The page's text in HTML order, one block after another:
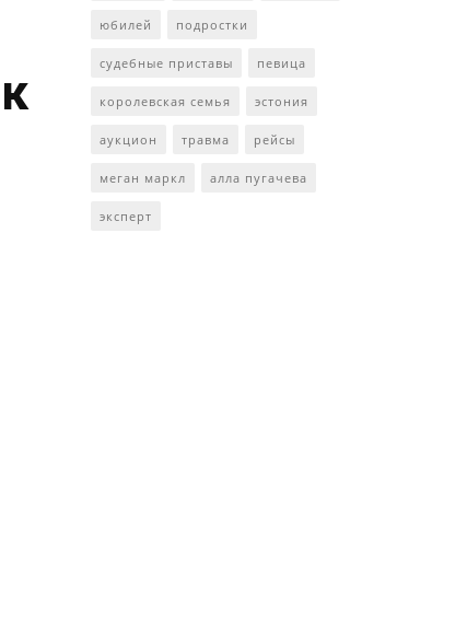
юбилей подростки
судебные приставы певица
королевская семья эстония
аукцион травма рейсы
меган маркл алла пугачева
эксперт